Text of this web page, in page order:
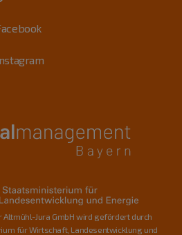
Jura GmbH wird gefördert durch
für Wirtschaft, Landesentwicklung und